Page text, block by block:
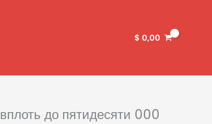
$ 0,00
до пятидесяти 000